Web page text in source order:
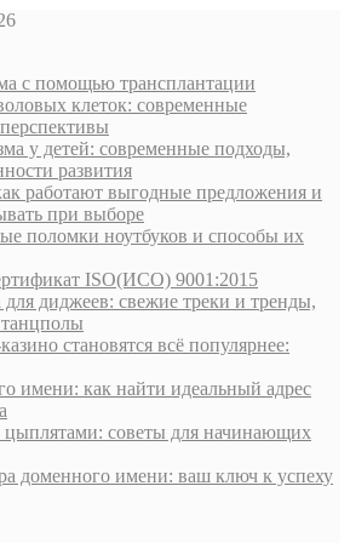
с помощью трансплантации
клеток: современные
у детей: современные подходы,
развития
работают выгодные предложения и
при выборе
поломки ноутбуков и способы их
ISO(ИСО) 9001:2015
диджеев: свежие треки и тренды,
становятся всё популярнее:
имени: как найти идеальный адрес
цыплятами: советы для начинающих
доменного имени: ваш ключ к успеху